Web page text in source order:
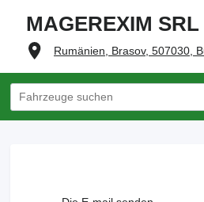
MAGEREXIM SRL
Rumänien, Brasov, 507030,